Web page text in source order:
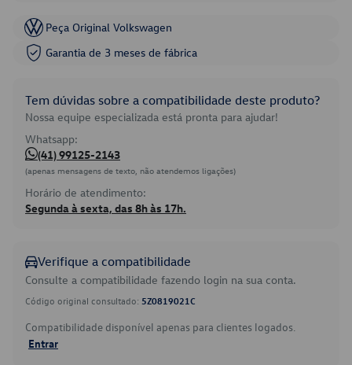
Peça Original Volkswagen
Garantia de 3 meses de fábrica
Tem dúvidas sobre a compatibilidade deste produto?
Nossa equipe especializada está pronta para ajudar!
Whatsapp:
(41) 99125-2143
(apenas mensagens de texto, não atendemos ligações)
Horário de atendimento:
Segunda à sexta, das 8h às 17h.
Verifique a compatibilidade
Consulte a compatibilidade fazendo login na sua conta.
Código original consultado: 5Z0819021C
Compatibilidade disponível apenas para clientes logados.
Entrar